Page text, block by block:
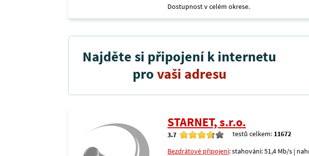
Dostupnost v celém okrese.
Najděte si připojení k internetu
provaši adresu
STARNET, s.r.o.
3.7 testů celkem: 11672
Bezdrátové připojení: stahování: 51,4 Mb/s |